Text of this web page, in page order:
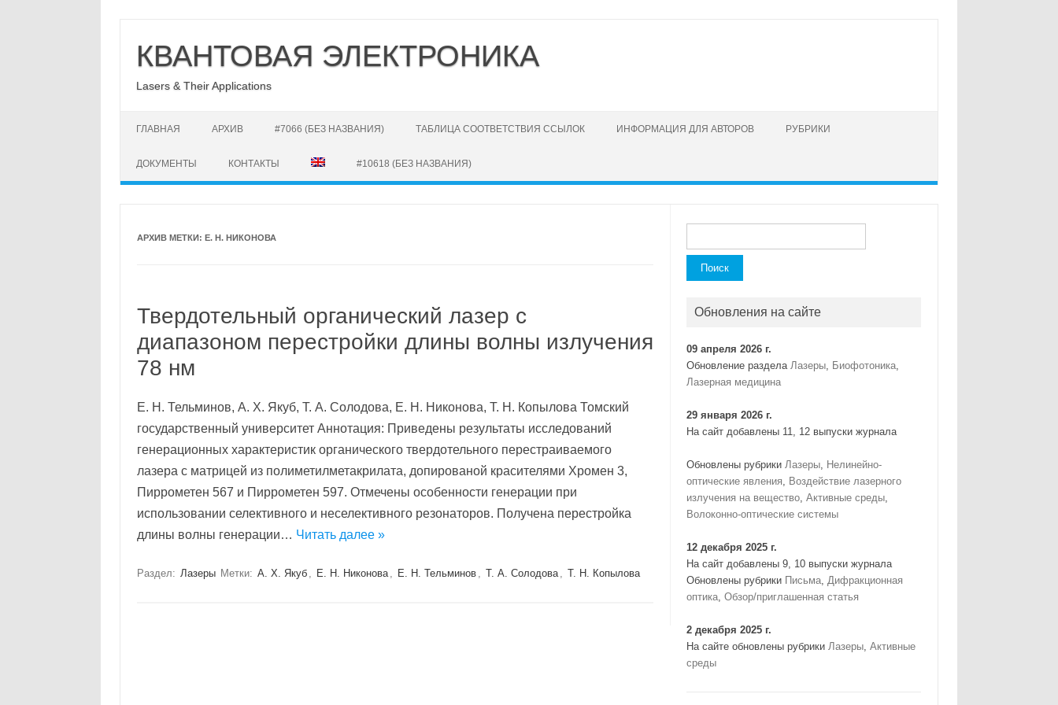
содержимому
КВАНТОВАЯ ЭЛЕКТРОНИКА
Lasers & Their Applications
ГЛАВНАЯ АРХИВ #7066 (БЕЗ НАЗВАНИЯ) ТАБЛИЦА СООТВЕТСТВИЯ ССЫЛОК ИНФОРМАЦИЯ ДЛЯ АВТОРОВ РУБРИКИ
ДОКУМЕНТЫ КОНТАКТЫ #10618 (БЕЗ НАЗВАНИЯ)
АРХИВ МЕТКИ: Е. Н. НИКОНОВА
Твердотельный органический лазер с
диапазоном перестройки длины волны излучения
78 нм
Е. Н. Тельминов, А. Х. Якуб, Т. А. Солодова, Е. Н. Никонова, Т. Н. Копылова Томский
государственный университет Аннотация: Приведены результаты исследований
генерационных характеристик органического твердотельного перестраиваемого
лазера с матрицей из полиметилметакрилата, допированой красителями Хромен 3,
Пиррометен 567 и Пиррометен 597. Отмечены особенности генерации при
использовании селективного и неселективного резонаторов. Получена перестройка
длины волны генерации… Читать далее »
Раздел: Лазеры Метки: А. Х. Якуб , Е. Н. Никонова , Е. Н. Тельминов , Т. А. Солодова , Т. Н. Копылова
Обновления на сайте
09 апреля 2026 г.
Обновление разделаЛазеры, Биофотоника,
Лазерная медицина
29 января 2026 г.
На сайт добавлены 11, 12 выпуски журнала
Обновлены рубрикиЛазеры, Нелинейно-
оптические явления, Воздействие лазерного
излучения на вещество,Активные среды,
Волоконно-оптические системы
12 декабря 2025 г.
На сайт добавлены 9, 10 выпуски журнала
Обновлены рубрики Письма,Дифракционная
оптика,Обзор/приглашенная статья
2 декабря 2025 г.
На сайте обновлены рубрикиЛазеры,Активные
среды